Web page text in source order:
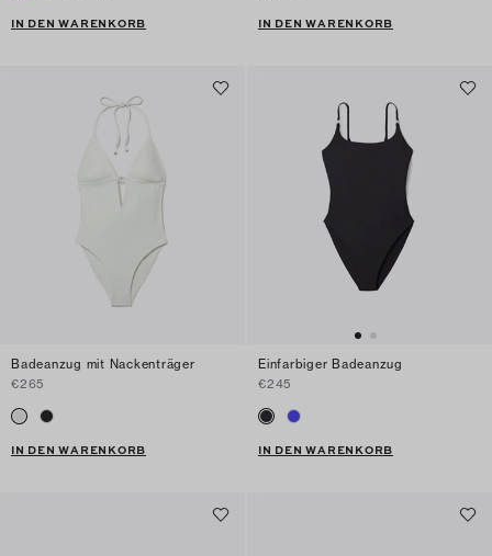
IN DEN WARENKORB IN DEN WARENKORB
Badeanzug mit Nackenträger
€265
IN DEN WARENKORB
Einfarbiger Badeanzug
€245
IN DEN WARENKORB